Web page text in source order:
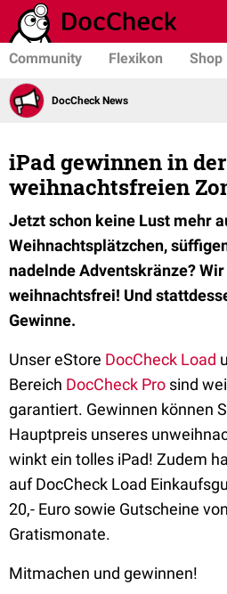
Community Flexikon Shop
DocCheck News
iPad gewinnen in der
weihnachtsfreien
Jetzt schon keine Lust mehr
Weihnachtsplätzchen,
nadelnde Adventskränze?
weihnachtsfrei! Und
Gewinne.
Unser eStore DocCheck Load
Bereich DocCheck Pro sind
garantiert. Gewinnen können
Hauptpreis unseres
winkt ein tolles iPad! Zudem
auf DocCheck Load
20,- Euro sowie Gutscheine
Gratismonate.
Mitmachen und gewinnen!